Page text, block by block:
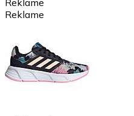
Reklame
Reklame